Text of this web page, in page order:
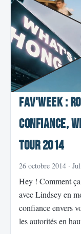
Fav'Week :
confiance,
Tour 2014
26 octobre 2014 ·
Hey ! Comment
avec Lindsey en
confiance envers
les autorités en